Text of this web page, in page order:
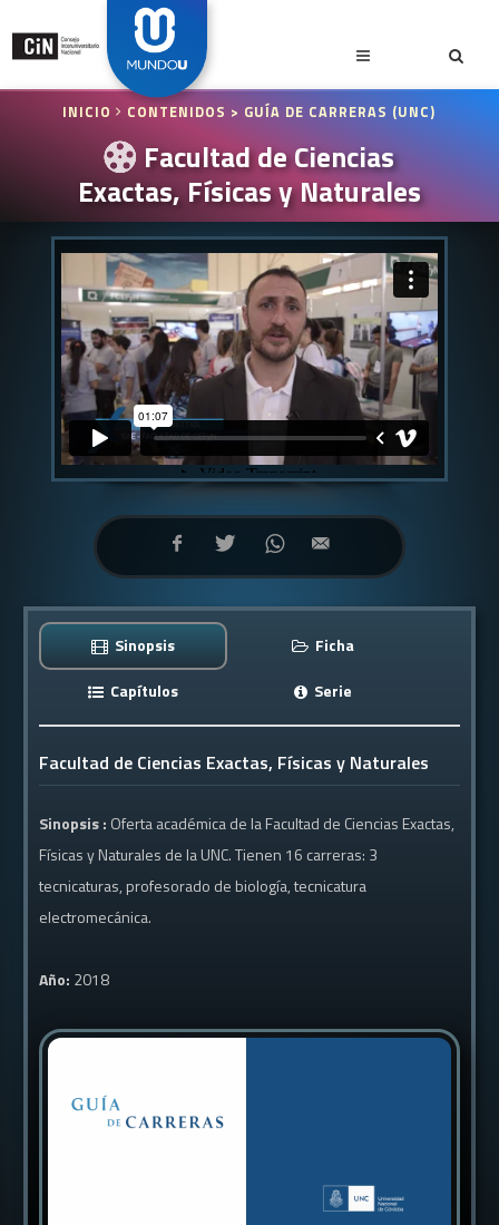
INICIO CONTENIDOS > GUÍA DE CARRERAS (UNC)
Facultad de Ciencias
Exactas, Físicas y Naturales
Sinopsis
Ficha
Capítulos
Serie
Facultad de Ciencias Exactas, Físicas y Naturales
Sinopsis : Oferta académica de la Facultad de Ciencias Exactas,
Físicas y Naturales de la UNC. Tienen 16 carreras: 3
tecnicaturas, profesorado de biología, tecnicatura
electromecánica.
Año: 2018